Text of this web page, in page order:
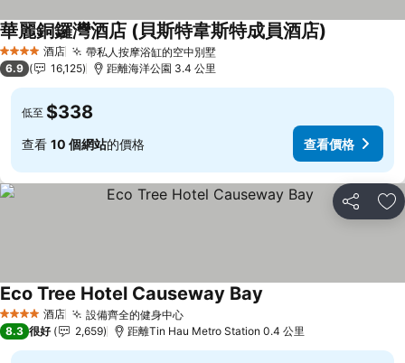
4 星級 酒店 帶私人按摩浴缸的空中別墅
華麗銅鑼灣酒店 (貝斯特韋斯特成員酒店)
6.9 16,125 距離海洋公園 3.4 公里
低至 $338
查看 10 個網站的價格 查看價格
分享 放
4 星級 酒店 設備齊全的健身中心
Eco Tree Hotel Causeway Bay
8.3 很好 2,659 距離Tin Hau Metro Station 0.4 公里